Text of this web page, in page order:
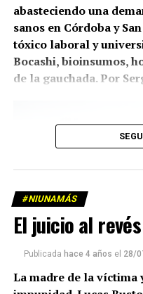
abasteciendo una
sanos en Córdoba y
tóxico laboral y
Bocashi, bioinsumos,
de la gauchada. Por
#NIUNAMÁS
El juicio al revés
Publicada hace 4 años el 28/
La madre de la víctima